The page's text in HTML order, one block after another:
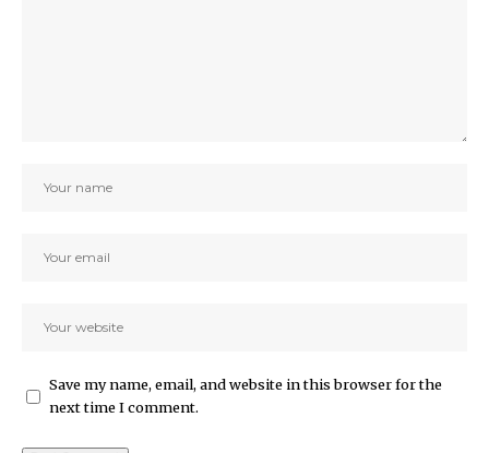
Save my name, email, and website in this browser for the
next time I comment.